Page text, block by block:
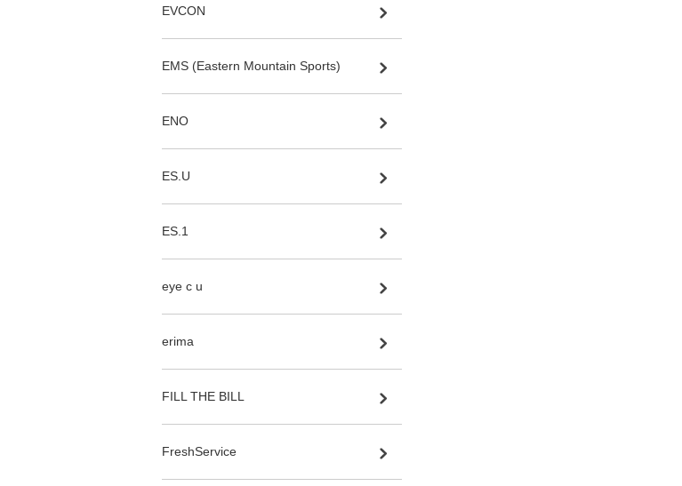
EVCON
EMS (Eastern Mountain Sports)
ENO
ES.U
ES.1
eye c u
erima
FILL THE BILL
FreshService